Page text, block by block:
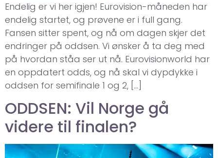
Endelig er vi her igjen! Eurovision-måneden har
endelig startet, og prøvene er i full gang.
Fansen sitter spent, og nå om dagen skjer det
endringer på oddsen. Vi ønsker å ta deg med
på hvordan ståa ser ut nå. Eurovisionworld har
en oppdatert odds, og nå skal vi dypdykke i
oddsen for semifinale 1 og 2, […]
ODDSEN: Vil Norge gå
videre til finalen?